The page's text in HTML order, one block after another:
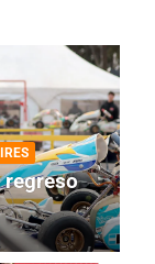
regreso